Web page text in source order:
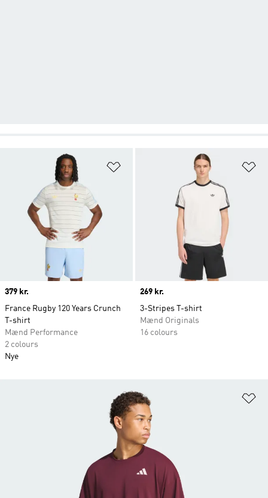
Price
379 kr.
France Rugby 120 Years Crunch
T-shirt
Mænd Performance
2 colours
Nye
Price
269 kr.
3-Stripes T-shirt
Mænd Originals
16 colours